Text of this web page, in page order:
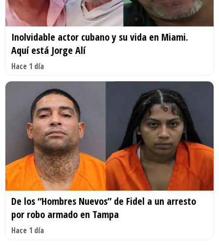
Inolvidable actor cubano y su vida en Miami.
Aquí está Jorge Alí
Hace 1 día
De los “Hombres Nuevos” de Fidel a un arresto
por robo armado en Tampa
Hace 1 día